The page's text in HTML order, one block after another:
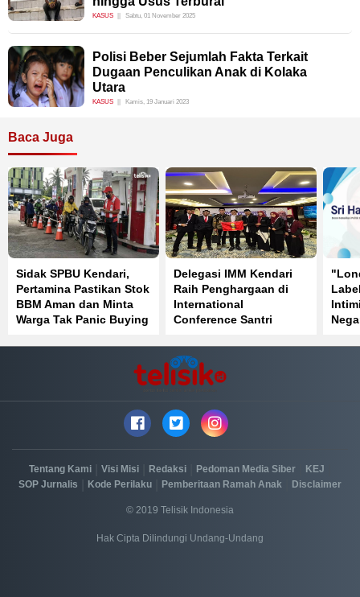
KASUS Sabtu, 01 November 2025
Polisi Beber Sejumlah Fakta Terkait
Dugaan Penculikan Anak di Kolaka
Utara
KASUS Kamis, 19 Januari 2023
Baca Juga
Sidak SPBU Kendari,
Pertamina Pastikan Stok
BBM Aman dan Minta
Warga Tak Panic Buying
Delegasi IMM Kendari
Raih Penghargaan di
International
Conference Santri
Tentang Kami Visi Misi Redaksi Pedoman Media Siber KEJ
SOP Jurnalis Kode Perilaku Pemberitaan Ramah Anak Disclaimer
© 2019 Telisik Indonesia
Hak Cipta Dilindungi Undang-Undang